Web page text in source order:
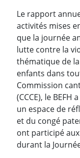
Le rapport
activités mises
que la journée
lutte contre la
thématique de
enfants dans
Commission
(CCCE), le
un espace de
et du congé
ont participé
durant la